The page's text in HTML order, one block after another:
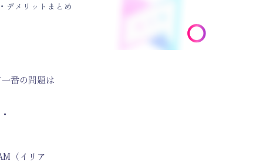
デメリットまとめ
番の問題は
（イリア